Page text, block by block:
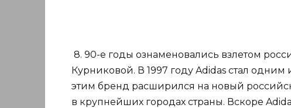
8. 90-е годы ознаменовались взлетом
Курниковой. В 1997 году Adidas стал
этим бренд расширился на новый
в крупнейших городах страны. Вскоре